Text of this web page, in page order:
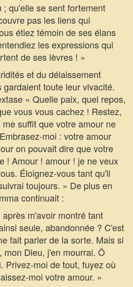
; qu'elle se sent fortement
pas les liens qui
étiez témoin de ses élans
les expressions qui
de ses lèvres ! »
et du délaissement
toute leur vivacité.
« Quelle paix, quel repos,
vous vous cachez ! Restez,
suffit que votre amour ne
moi : votre amour
on pouvait dire que votre
! Amour ! amour ! je ne veux
Éloignez-vous tant qu'il
toujours. » De plus en
continuait :
m'avoir montré tant
seule, abandonnée ? C'est
fait parler de la sorte. Mais si
mon Dieu, j'en mourrai. Ô
Privez-moi de tout, fuyez où
moi votre amour. »